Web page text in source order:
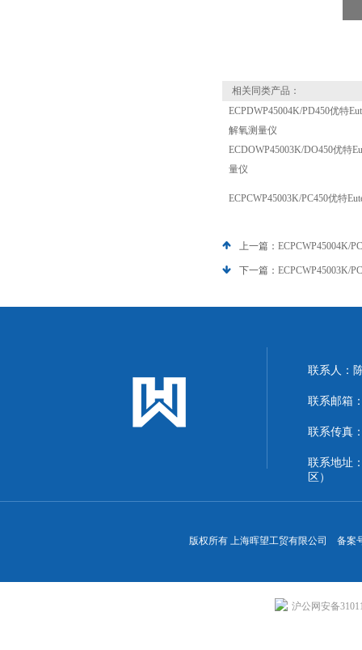
相关同类产品：
ECPDWP45004K/PD450优特
解氧测量仪
ECDOWP45003K/DO450优特
量仪
ECPCWP45003K/PC450优特
上一篇： ECPCWP45004K/
下一篇： ECPCWP45003K/
联系人：
联系邮箱
联系传真
联系地址
区）
版权所有 上海晖望工贸有限公司 备案
沪公网安备